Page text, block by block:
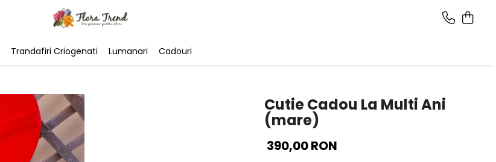
Trandafiri Criogenati Lumanari Cadouri
Cutie Cadou La Multi Ani
(mare)
390,00 RON